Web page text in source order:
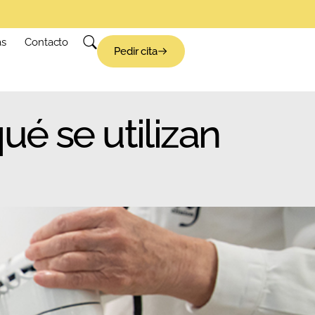
Contacto
Pedir cita
se utilizan